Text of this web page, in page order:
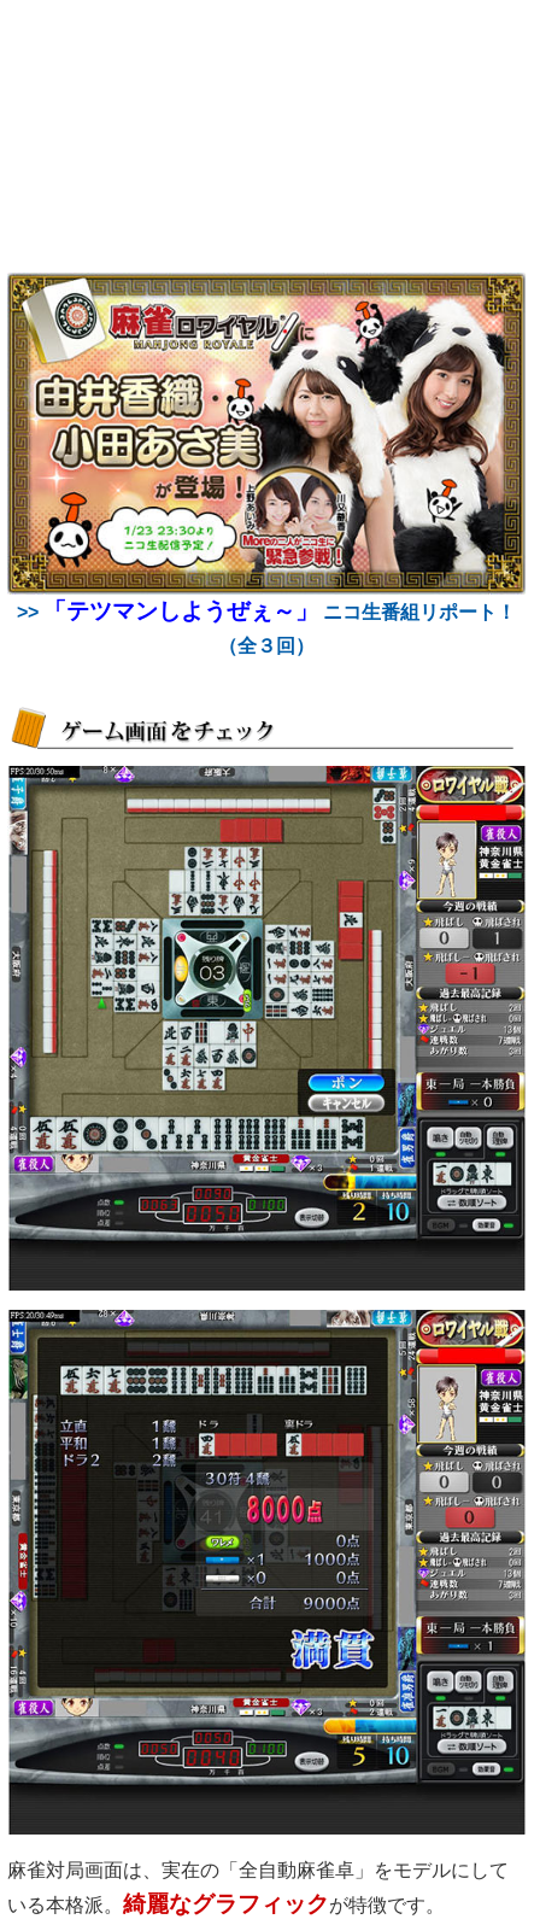
>> 「テツマンしようぜぇ～」
ニコ生番組リポート！
（全３回）
麻雀対局画面は、実在の「全自動麻雀卓」をモデルにして
いる本格派。 綺麗なグラフィックが特徴です。